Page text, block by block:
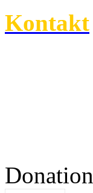
Kontakt
Donation